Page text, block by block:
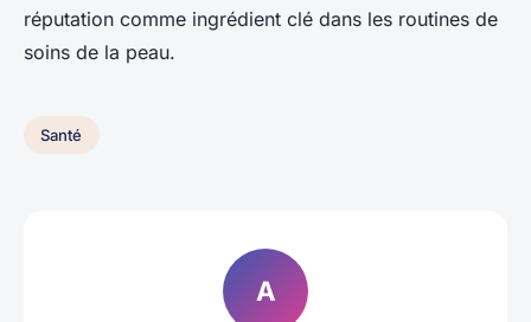
réputation comme ingrédient clé dans les routines de
soins de la peau.
Santé
A